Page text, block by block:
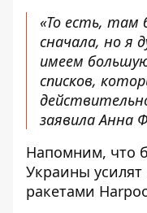
«То есть, там
сначала, но я
имеем
списков,
заявила Анна
Напомним, что
Украины
ракетами